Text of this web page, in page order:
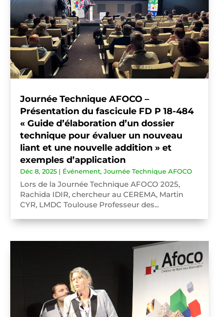
Journée Technique AFOCO –
Présentation du fascicule FD P 18-484
« Guide d’élaboration d’un dossier
technique pour évaluer un nouveau
liant et une nouvelle addition » et
exemples d’application
Déc 8, 2025 | Événement,Journée Technique AFOCO
Lors de la Journée Technique AFOCO 2025,
Rachida IDIR, chercheur au CEREMA, Martin
CYR, LMDC Toulouse Professeur des...